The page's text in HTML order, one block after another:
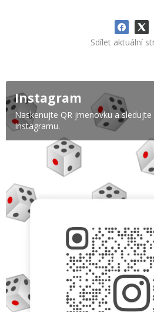
Sdílet aktuální
Instagram
Naskenujte QR jmenovku a
Instagramu.